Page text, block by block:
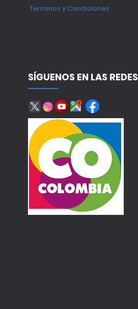
Terminos y Condiciones
SÍGUENOS EN LAS REDES